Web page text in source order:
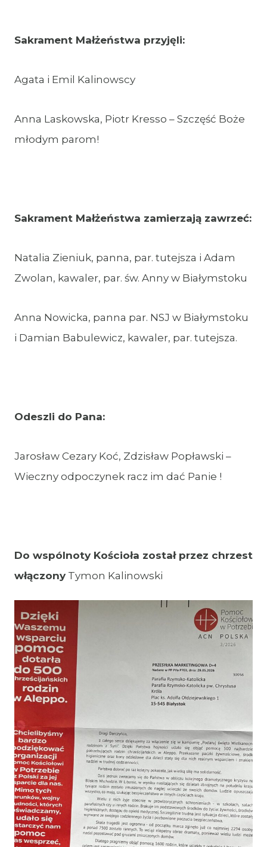
Sakrament Małżeństwa przyjęli:
Agata i Emil Kalinowscy
Anna Laskowska, Piotr Kresso – Szczęść Boże
młodym parom!
Sakrament Małżeństwa zamierzają zawrzeć:
Natalia Zieniuk, panna, par. tutejsza i Adam
Zwolan, kawaler, par. św. Anny w Białymstoku
Anna Nowicka, panna par. NSJ w Białymstoku
i Damian Babulewicz, kawaler, par. tutejsza.
Odeszli do Pana:
Jarosław Cezary Koć, Zdzisław Popławski –
Wieczny odpoczynek racz im dać Panie !
Do wspólnoty Kościoła został przez chrzest
włączony Tymon Kalinowski